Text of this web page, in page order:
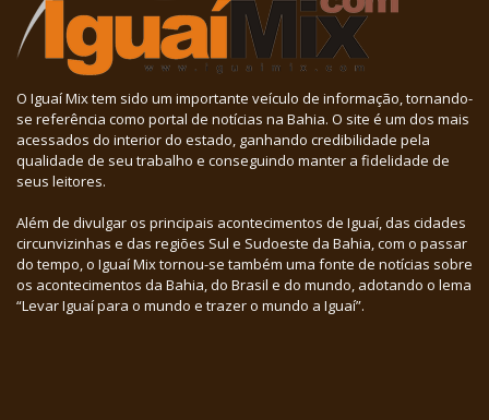
O Iguaí Mix tem sido um importante veículo de informação, tornando-
se referência como portal de notícias na Bahia. O site é um dos mais
acessados do interior do estado, ganhando credibilidade pela
qualidade de seu trabalho e conseguindo manter a fidelidade de
seus leitores.
Além de divulgar os principais acontecimentos de Iguaí, das cidades
circunvizinhas e das regiões Sul e Sudoeste da Bahia, com o passar
do tempo, o Iguaí Mix tornou-se também uma fonte de notícias sobre
os acontecimentos da Bahia, do Brasil e do mundo, adotando o lema
“Levar Iguaí para o mundo e trazer o mundo a Iguaí”.